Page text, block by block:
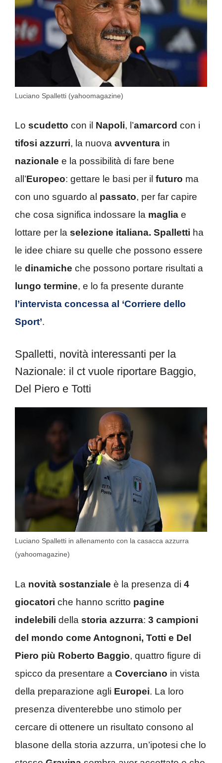
Luciano Spalletti (yahoomagazine)
Lo scudetto con il Napoli, l’amarcord con i
tifosi azzurri, la nuova avventura in
nazionale e la possibilità di fare bene
all’Europeo: gettare le basi per il futuro ma
con uno sguardo al passato, per far capire
che cosa significa indossare la maglia e
lottare per la selezione italiana. Spalletti ha
le idee chiare su quelle che possono essere
le dinamiche che possono portare risultati a
lungo termine, e lo fa presente durante
l’intervista concessa al ‘Corriere dello
Sport’.
Spalletti, novità interessanti per la
Nazionale: il ct vuole riportare Baggio,
Del Piero e Totti
Luciano Spalletti in allenamento con la casacca azzurra
(yahoomagazine)
La novità sostanziale è la presenza di 4
giocatori che hanno scritto pagine
indelebili della storia azzurra: 3 campioni
del mondo come Antognoni, Totti e Del
Piero più Roberto Baggio, quattro figure di
spicco da presentare a Coverciano in vista
della preparazione agli Europei. La loro
presenza diventerebbe uno stimolo per
cercare di ottenere un risultato consono al
blasone della storia azzurra, un’ipotesi che lo